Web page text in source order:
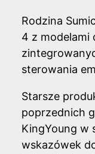
Rodzina
4 z modelami
sterowania
Starsze
poprzednich
KingYoung w
wskazówek